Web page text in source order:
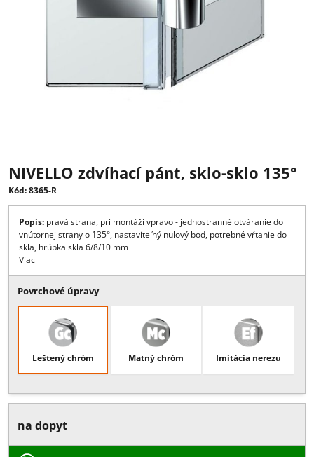
NIVELLO zdvíhací pánt, sklo-sklo
Kód: 8365-R
Popis:
pravá strana, pri montáži vpravo - jednostranné otváranie do
vnútornej strany o 135°, nastaviteľný nulový bod, potrebné vŕtanie
Povrchové úpravy
Leštený chróm